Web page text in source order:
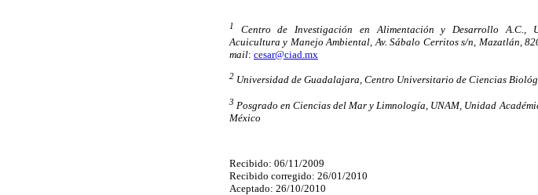
1
Centro de Investigación en Alimentación y Desarrollo A.C.,
Acuicultura y Manejo Ambiental, Av. Sábalo Cerritos s/n, Mazatlán,
mail: cesar@ciad.mx
2 Universidad de Guadalajara, Centro Universitario de Ciencias
3 Posgrado en Ciencias del Mar y Limnología, UNAM, Unidad
México
Recibido: 06/11/2009
Recibido corregido: 26/01/2010
Aceptado: 26/10/2010